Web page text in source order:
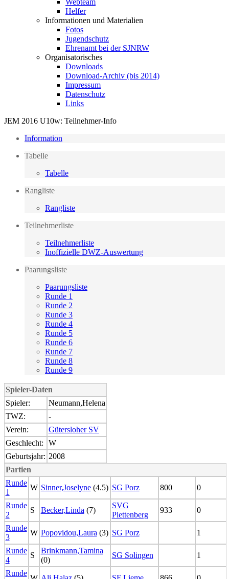
Webteam
Helfer
Informationen und Materialien
Fotos
Jugendschutz
Ehrenamt bei der SJNRW
Organisatorisches
Downloads
Download-Archiv (bis 2014)
Impressum
Datenschutz
Links
JEM 2016 U10w: Teilnehmer-Info
Information
Tabelle
Tabelle
Rangliste
Rangliste
Teilnehmerliste
Teilnehmerliste
Inoffizielle DWZ-Auswertung
Paarungsliste
Paarungsliste
Runde 1
Runde 2
Runde 3
Runde 4
Runde 5
Runde 6
Runde 7
Runde 8
Runde 9
Spieler-Daten
Spieler:
Neumann,Helena
TWZ:
-
Verein:
Gütersloher SV
Geschlecht:
W
Geburtsjahr: 2008
Partien
Runde
1
W Sinner,Joselyne(4.5) SG Porz 800 0
Runde
2
S Becker,Linda (7)
SVG
Plettenberg
933 0
Runde
3
W Popovidou,Laura (3) SG Porz 1
Runde
4
S
Brinkmann,Tamina
(0)
SG Solingen 1
Runde